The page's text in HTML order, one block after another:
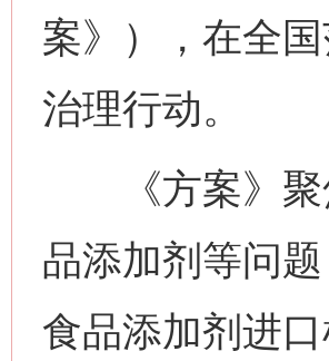
案》），在全
治理行动。
《方案》聚
品添加剂等问
食品添加剂进